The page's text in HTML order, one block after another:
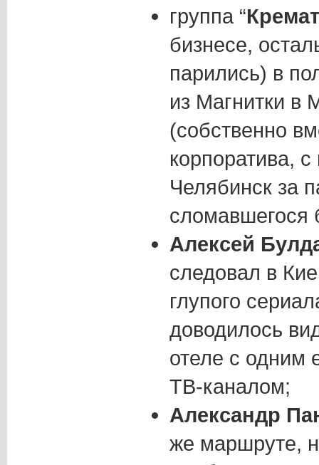
группа “
бизнесе,
парились) в
из Магнитки в
(собственно
корпоратива,
Челябинск за
сломавшегося
Алексей
следовал в
глупого
доводилось
отеле с одним
ТВ-каналом;
Александр
же маршруте,